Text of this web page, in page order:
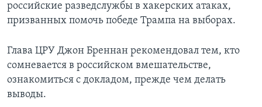
российские разведслужбы в хакерских атаках,
призванных помочь победе Трампа на выборах.
Глава ЦРУ Джон Бреннан рекомендовал тем, кто
сомневается в российском вмешательстве,
ознакомиться с докладом, прежде чем делать
выводы.